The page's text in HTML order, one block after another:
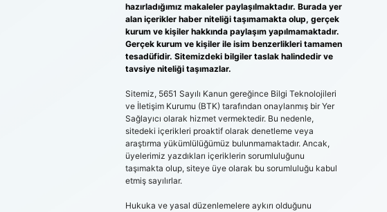
hazırladığımız makaleler paylaşılmaktadır. Burada yer
alan içerikler haber niteliği taşımamakta olup, gerçek
kurum ve kişiler hakkında paylaşım yapılmamaktadır.
Gerçek kurum ve kişiler ile isim benzerlikleri tamamen
tesadüfidir. Sitemizdeki bilgiler taslak halindedir ve
tavsiye niteliği taşımazlar.
Sitemiz, 5651 Sayılı Kanun gereğince Bilgi Teknolojileri
ve İletişim Kurumu (BTK) tarafından onaylanmış bir Yer
Sağlayıcı olarak hizmet vermektedir. Bu nedenle,
sitedeki içerikleri proaktif olarak denetleme veya
araştırma yükümlülüğümüz bulunmamaktadır. Ancak,
üyelerimiz yazdıkları içeriklerin sorumluluğunu
taşımakta olup, siteye üye olarak bu sorumluluğu kabul
etmiş sayılırlar.
Hukuka ve yasal düzenlemelere aykırı olduğunu